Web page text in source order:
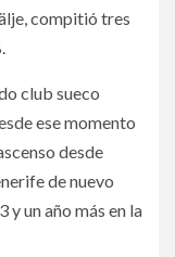
compitió tres
club sueco
ese momento
desde
de nuevo
un año más en la